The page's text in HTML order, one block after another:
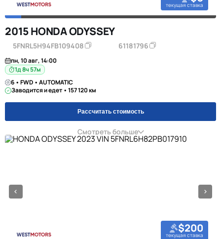
текущая ставка
2015 HONDA ODYSSEY
5FNRL5H94FB109408 61181796
пн, 10 авг, 14:00
1д 8ч 57м
6 • FWD • AUTOMATIC
Заводится и едет • 157 120 км
Рассчитать стоимость
Смотреть больше
$200
текущая ставка